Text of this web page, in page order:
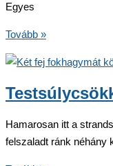
Egyes
A
kibillent
egészség
visszafordítása
gyógynövényekkel
Tovább »
Hamarosan itt a
felszaladt ránk néhány